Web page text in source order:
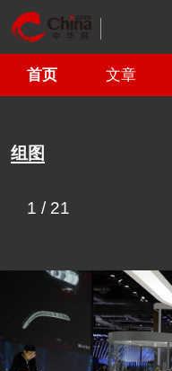
首页 文章
组图
1 / 21